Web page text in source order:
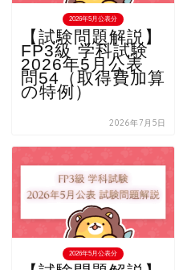
2026年5月公表分
【試験問題解説】
FP3級 学科試験
2026年5月公表
問54（取得費加算
の特例）
2026年7月5日
2026年5月公表分